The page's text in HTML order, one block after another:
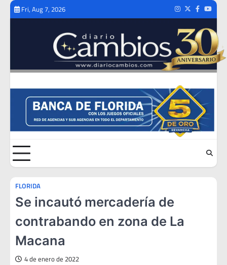
Skip
Fri, Aug 7, 2026 Instagram
TwitterFacebook
FLORIDA
Se incautó mercadería de
contrabando en zona de La
Macana
4 de enero de 2022